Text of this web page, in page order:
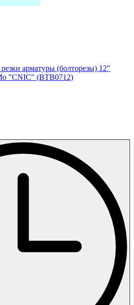
арматуры (болторезы) 12"
"CNIC" (BТB0712)